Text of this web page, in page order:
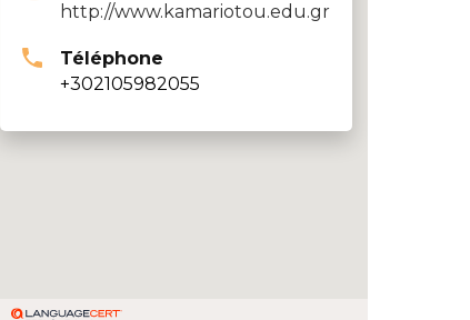
http://www.kamariotou.edu.gr
Téléphone
+302105982055